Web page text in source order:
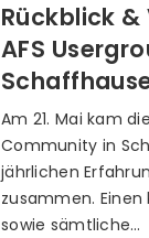
Rückblick
AFS
Am 21. Mai kam
Community in
jährlichen
zusammen. Einen
sowie sämtliche…